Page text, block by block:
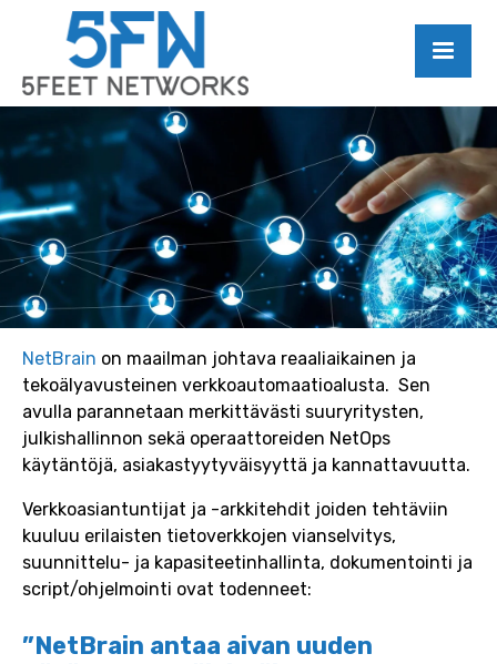
NetBrain on maailman johtava reaaliaikainen ja
tekoälyavusteinen verkkoautomaatioalusta. Sen
avulla parannetaan merkittävästi suuryritysten,
julkishallinnon sekä operaattoreiden NetOps
käytäntöjä, asiakastyytyväisyyttä ja kannattavuutta.
Verkkoasiantuntijat ja -arkkitehdit joiden tehtäviin
kuuluu erilaisten tietoverkkojen vianselvitys,
suunnittelu- ja kapasiteetinhallinta, dokumentointi ja
script/ohjelmointi ovat todenneet:
”NetBrain antaa aivan uuden